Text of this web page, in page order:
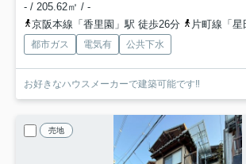
- / 205.62㎡ / -
京阪本線「香里園」駅 徒歩26分
片町線「
都市ガス 電気有 公共下水
お好きなハウスメーカーで建築可能です‼︎
売地